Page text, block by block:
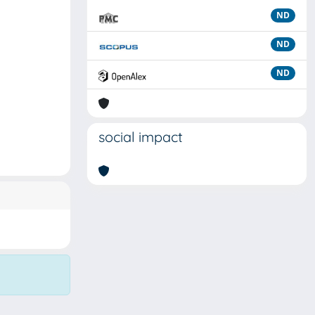
ND
ND
ND
social impact